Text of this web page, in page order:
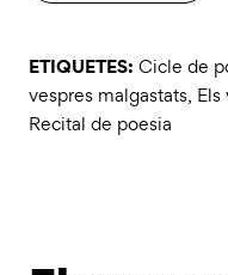
ETIQUETES: Cicle de
vespres malgastats,
Recital de poesia